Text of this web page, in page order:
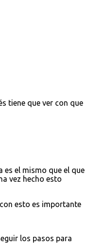
tiene que ver con que
es el mismo que el que
vez hecho esto
esto es importante
los pasos para